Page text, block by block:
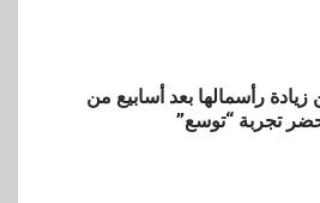
رأسمالها بعد أسابيع من
تجربة “توسع”